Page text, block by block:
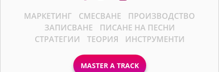
МАРКЕТИНГ СМЕСВАНЕ
ПРОИЗВОДСТВО
ЗАПИСВАНЕ
ПИСАНЕ НА ПЕСНИ
СТРАТЕГИИ
ТЕОРИЯ ИНСТРУМЕНТИ
MASTER A TRACK